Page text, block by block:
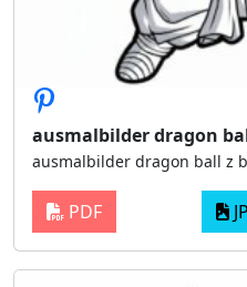
ausmalbilder dragon
ausmalbilder dragon ball z
PDF